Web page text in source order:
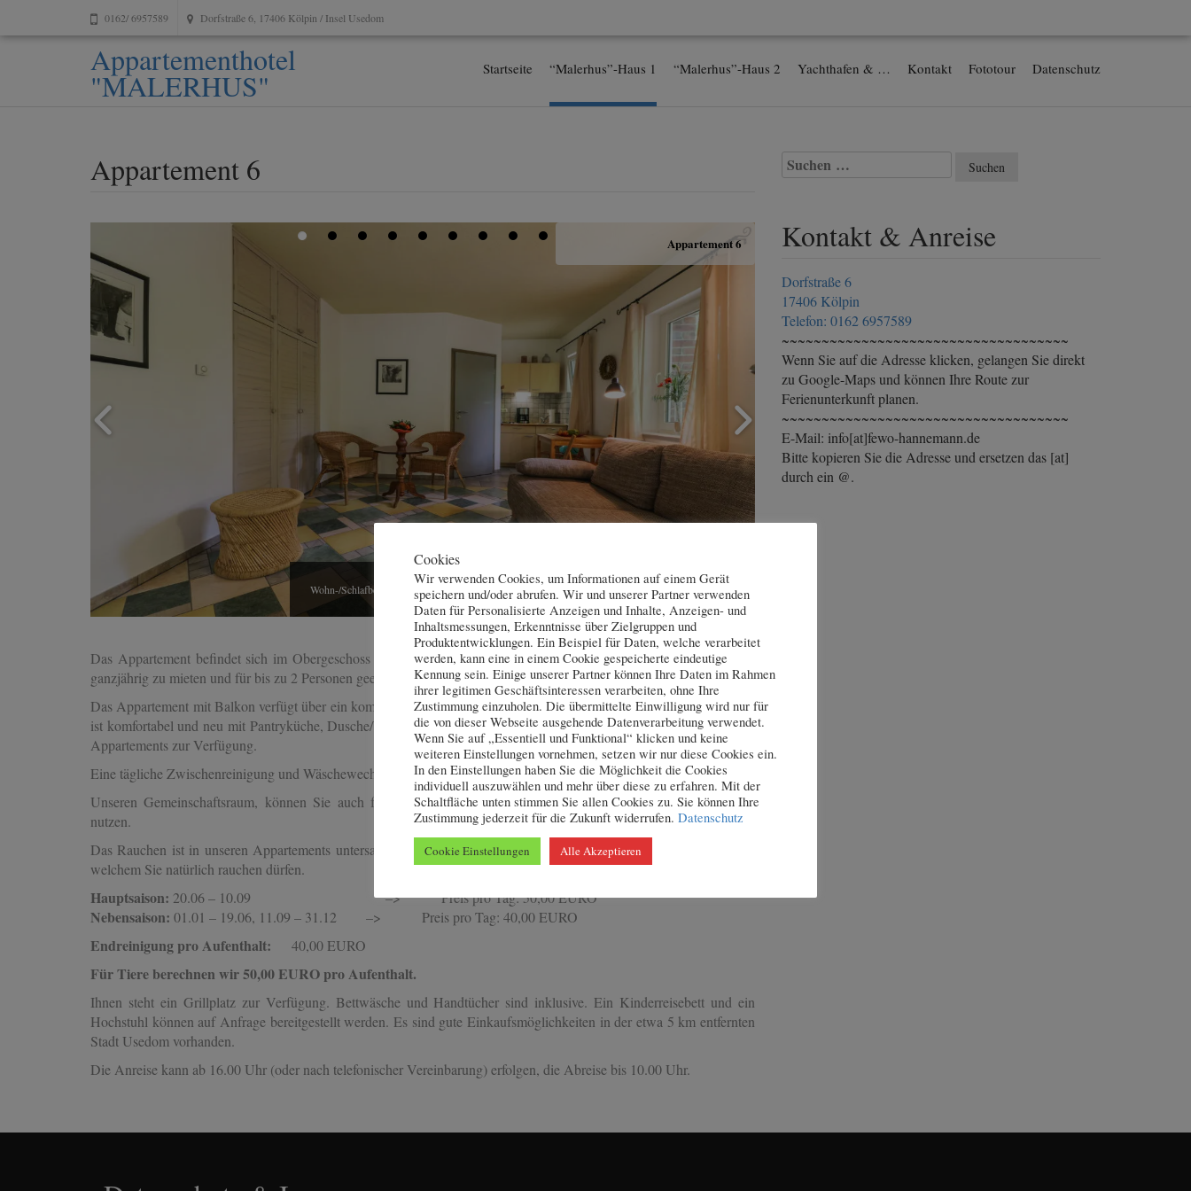
0162/ 6957589 Dorfstraße 6, 17406 Kölpin / Insel Usedom
Appartementhotel
"MALERHUS" Startseite “Malerhus”-Haus 1 “Malerhus”-Haus 2 Yachthafen & … Kontakt Fototour Datenschutz
Appartement 6
Appartement 6
Wohn-/Schlafbereich
Appartement 6
Das Appartement befindet sich im Obergeschoss in dem Appartementhaus mit insgesamt 6 Appartements. Diese ist
ganzjährig zu mieten und für bis zu 2 Personen geeignet.
Das Appartement mit Balkon verfügt über ein kombiniertes Wohn-/Schlafzimmer und ist direkt am Wasser gelegen. Es
ist komfortabel und neu mit Pantryküche, Dusche/WC, TV und Radio ausgestattet. Eine Waschmaschine steht für alle
Appartements zur Verfügung.
Eine tägliche Zwischenreinigung und Wäschewechsel (bei Bedarf) bieten wir Ihnen auf Wunsch an.
Unseren Gemeinschaftsraum, können Sie auch für Festlichkeiten oder einfach zum gemütlichen Zusammensitzen
nutzen.
Das Rauchen ist in unseren Appartements untersagt. Jedoch verfügt jedes über eine Terrasse oder einen Balkon, auf
welchem Sie natürlich rauchen dürfen.
Hauptsaison: 20.06 – 10.09 –> Preis pro Tag: 50,00 EURO
Nebensaison: 01.01 – 19.06, 11.09 – 31.12 –> Preis pro Tag: 40,00 EURO
Endreinigung pro Aufenthalt: 40,00 EURO
Für Tiere berechnen wir 50,00 EURO pro Aufenthalt.
Ihnen steht ein Grillplatz zur Verfügung. Bettwäsche und Handtücher sind inklusive. Ein Kinderreisebett und ein
Hochstuhl können auf Anfrage bereitgestellt werden. Es sind gute Einkaufsmöglichkeiten in der etwa 5 km entfernten
Stadt Usedom vorhanden.
Die Anreise kann ab 16.00 Uhr (oder nach telefonischer Vereinbarung) erfolgen, die Abreise bis 10.00 Uhr.
Suchen
nach:
Kontakt & Anreise
Dorfstraße 6
17406 Kölpin
Telefon: 0162 6957589
~~~~~~~~~~~~~~~~~~~~~~~~~~~~~~~~~~~~
Wenn Sie auf die Adresse klicken, gelangen Sie direkt
zu Google-Maps und können Ihre Route zur
Ferienunterkunft planen.
~~~~~~~~~~~~~~~~~~~~~~~~~~~~~~~~~~~~
E-Mail: info[at]fewo-hannemann.de
Bitte kopieren Sie die Adresse und ersetzen das [at]
durch ein @.
Cookies
Wir verwenden Cookies, um Informationen auf einem Gerät
speichern und/oder abrufen. Wir und unserer Partner verwenden
Daten für Personalisierte Anzeigen und Inhalte, Anzeigen- und
Inhaltsmessungen, Erkenntnisse über Zielgruppen und
Produktentwicklungen. Ein Beispiel für Daten, welche verarbeitet
werden, kann eine in einem Cookie gespeicherte eindeutige
Kennung sein. Einige unserer Partner können Ihre Daten im Rahmen
ihrer legitimen Geschäftsinteressen verarbeiten, ohne Ihre
Zustimmung einzuholen. Die übermittelte Einwilligung wird nur für
die von dieser Webseite ausgehende Datenverarbeitung verwendet.
Wenn Sie auf „Essentiell und Funktional“ klicken und keine
weiteren Einstellungen vornehmen, setzen wir nur diese Cookies ein.
In den Einstellungen haben Sie die Möglichkeit die Cookies
individuell auszuwählen und mehr über diese zu erfahren. Mit der
Schaltfläche unten stimmen Sie allen Cookies zu. Sie können Ihre
Zustimmung jederzeit für die Zukunft widerrufen. Datenschutz
Cookie Einstellungen Alle Akzeptieren